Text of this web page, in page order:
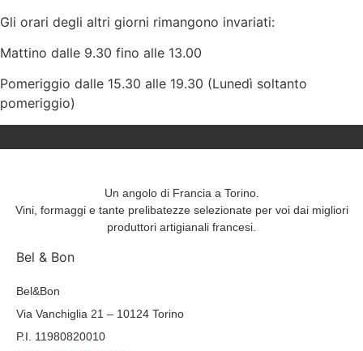
Gli orari degli altri giorni rimangono invariati:
Mattino dalle 9.30 fino alle 13.00
Pomeriggio dalle 15.30 alle 19.30 (Lunedì soltanto
pomeriggio)
Un angolo di Francia a Torino.
Vini, formaggi e tante prelibatezze selezionate per voi dai migliori
produttori artigianali francesi.
Bel & Bon
Bel&Bon
Via Vanchiglia 21 – 10124 Torino
P.I. 11980820010